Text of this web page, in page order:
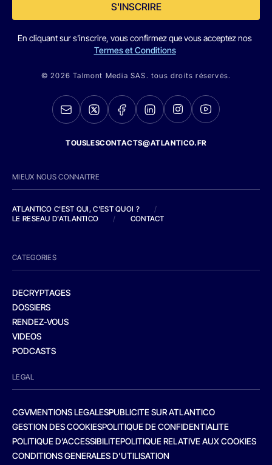
S'INSCRIRE
En cliquant sur s'inscrire, vous confirmez que vous acceptez nos
Termes et Conditions
© 2026 Talmont Media SAS. tous droits réservés.
TOUSLESCONTACTS@ATLANTICO.FR
MIEUX NOUS CONNAITRE
ATLANTICO C'EST QUI, C'EST QUOI ?
/
LE RESEAU D'ATLANTICO
/ CONTACT
CATEGORIES
DECRYPTAGES
DOSSIERS
RENDEZ-VOUS
VIDEOS
PODCASTS
LEGAL
CGVMENTIONS LEGALESPUBLICITE SUR ATLANTICO
GESTION DES COOKIESPOLITIQUE DE CONFIDENTIALITE
POLITIQUE D’ACCESSIBILITEPOLITIQUE RELATIVE AUX COOKIES
CONDITIONS GENERALES D’UTILISATION